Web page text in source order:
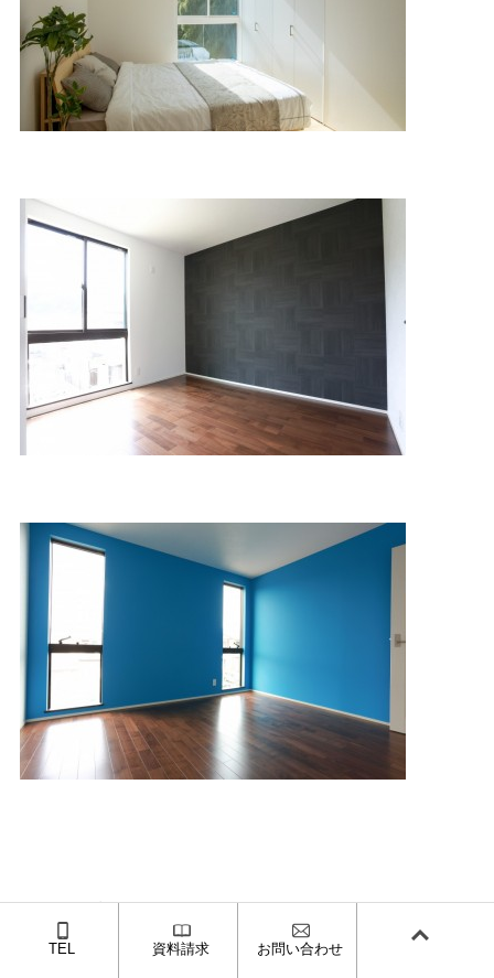
★☆★☆お知らせ☆★☆★
セミナーのご案内
TEL 資料請求 お問い合わせ